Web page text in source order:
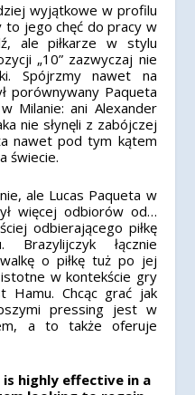
wyjątkowe w profilu
to jego chęć do pracy w
ale piłkarze w stylu
„10” zazwyczaj nie
Spójrzmy nawet na
porównywany Paqueta
Milanie: ani Alexander
nie słynęli z zabójczej
nawet pod tym kątem
świecie.
ale Lucas Paqueta w
więcej odbiorów od…
odbierającego piłkę
Brazylijczyk łącznie
o piłkę tuż po jej
w kontekście gry
Hamu. Chcąc grać jak
pressing jest w
a to także oferuje
highly effective in a